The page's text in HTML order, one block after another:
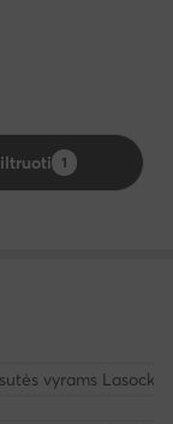
1
vyrams Lasocki